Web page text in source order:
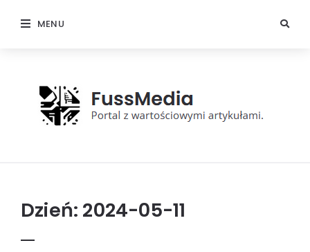
MENU
Dzień: 2024-05-11